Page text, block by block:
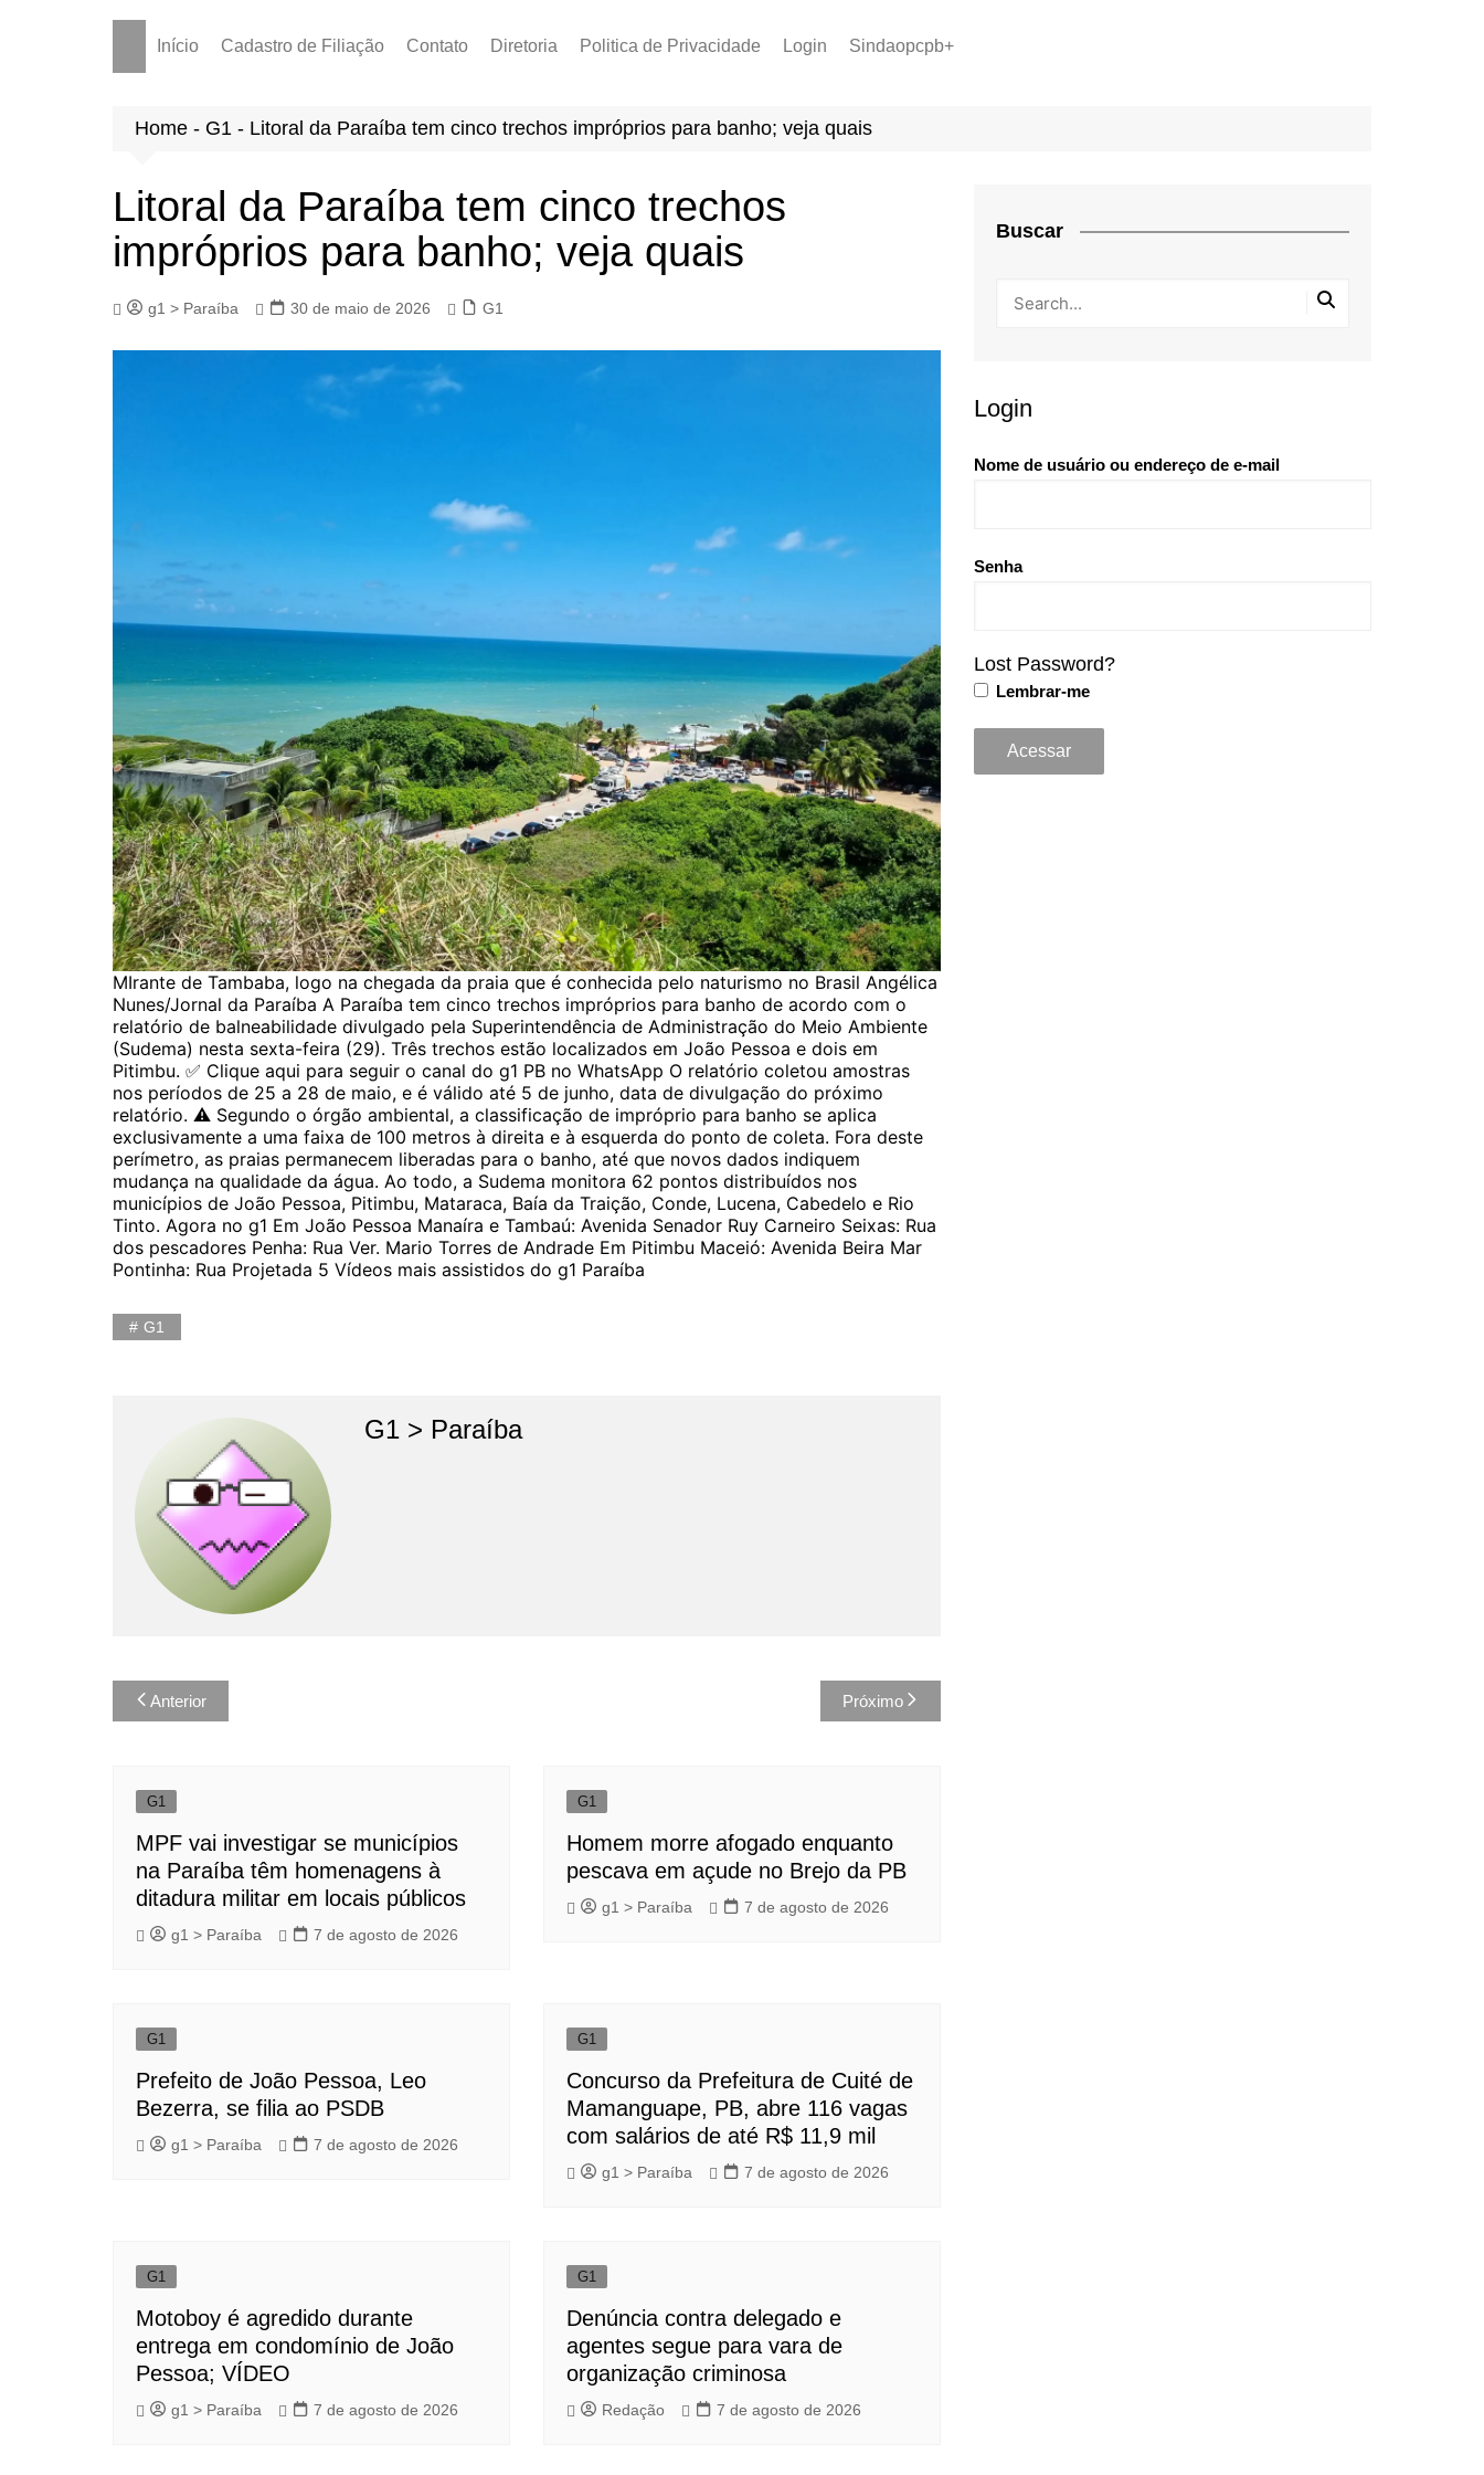
Início Cadastro de Filiação Contato Diretoria
PCCR 2022
Tabela de Venc. 2025
Politica de Privacidade Login Sindaopcpb+
Home - G1 - Litoral da Paraíba tem cinco trechos impróprios para banho; veja quais
Litoral da Paraíba tem cinco trechos
impróprios para banho; veja quais
g1 > Paraíba 30 de maio de 2026 G1
MIrante de Tambaba, logo na chegada da praia que é conhecida pelo naturismo no Brasil Angélica
Nunes/Jornal da Paraíba A Paraíba tem cinco trechos impróprios para banho de acordo com o
relatório de balneabilidade divulgado pela Superintendência de Administração do Meio Ambiente
(Sudema) nesta sexta-feira (29). Três trechos estão localizados em João Pessoa e dois em
Pitimbu. ✅ Clique aqui para seguir o canal do g1 PB no WhatsApp O relatório coletou amostras
nos períodos de 25 a 28 de maio, e é válido até 5 de junho, data de divulgação do próximo
relatório. ⚠️ Segundo o órgão ambiental, a classificação de impróprio para banho se aplica
exclusivamente a uma faixa de 100 metros à direita e à esquerda do ponto de coleta. Fora deste
perímetro, as praias permanecem liberadas para o banho, até que novos dados indiquem
mudança na qualidade da água. Ao todo, a Sudema monitora 62 pontos distribuídos nos
municípios de João Pessoa, Pitimbu, Mataraca, Baía da Traição, Conde, Lucena, Cabedelo e Rio
Tinto. Agora no g1 Em João Pessoa Manaíra e Tambaú: Avenida Senador Ruy Carneiro Seixas: Rua
dos pescadores Penha: Rua Ver. Mario Torres de Andrade Em Pitimbu Maceió: Avenida Beira Mar
Pontinha: Rua Projetada 5 Vídeos mais assistidos do g1 Paraíba
G1
G1 > Paraíba
Navegação
de
Anterior Próximo
G1
MPF vai investigar se municípios
na Paraíba têm homenagens à
ditadura militar em locais públicos
g1 > Paraíba 7 de agosto de 2026
G1
Homem morre afogado enquanto
pescava em açude no Brejo da PB
g1 > Paraíba 7 de agosto de 2026
G1
Prefeito de João Pessoa, Leo
Bezerra, se filia ao PSDB
g1 > Paraíba 7 de agosto de 2026
G1
Concurso da Prefeitura de Cuité de
Mamanguape, PB, abre 116 vagas
com salários de até R$ 11,9 mil
g1 > Paraíba 7 de agosto de 2026
G1
Motoboy é agredido durante
entrega em condomínio de João
Pessoa; VÍDEO
g1 > Paraíba 7 de agosto de 2026
G1
Denúncia contra delegado e
agentes segue para vara de
organização criminosa
Redação 7 de agosto de 2026
Buscar
Login
Nome de usuário ou endereço de e-mail
Senha
Lost Password?
Lembrar-me